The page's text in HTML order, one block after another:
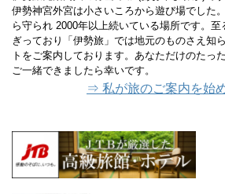
伊勢神宮外宮は小さいころから遊び場でした
ら守られ 2000年以上続いている場所です。
ぎっており「伊勢旅」では地元のものさえ知
トをご案内しております。あなただけのたっ
ご一緒できましたら幸いです。
⇒ 私が旅のご案内を始